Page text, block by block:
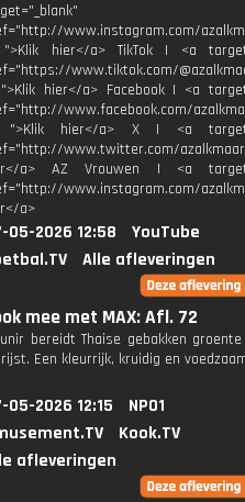
www.instagram.com/
hier</a> TikTok | <a
www.tiktok.com/
hier</a> Facebook | <a
www.facebook.com/
hier</a> X | <a
www.twitter.com/
a> AZ Vrouwen | <a
www.instagram.com/
a>
05-2026 12:58
YouTube
Alle afleveringen
mee met MAX: Afl. 72
bereidt Thaise gebakken
Een kleurrijk, kruidig en
05-2026 12:15
NPO1
Kook.TV
afleveringen